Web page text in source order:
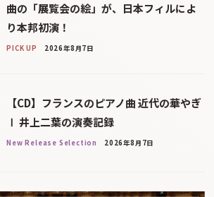
曲の「展覧会の絵」が、日本フィルによ
り本邦初演！
PICK UP 2026年8月7日
【CD】フランスのピアノ曲 近代の華やぎ
Ⅰ 井上二葉の演奏記録
New Release Selection 2026年8月7日